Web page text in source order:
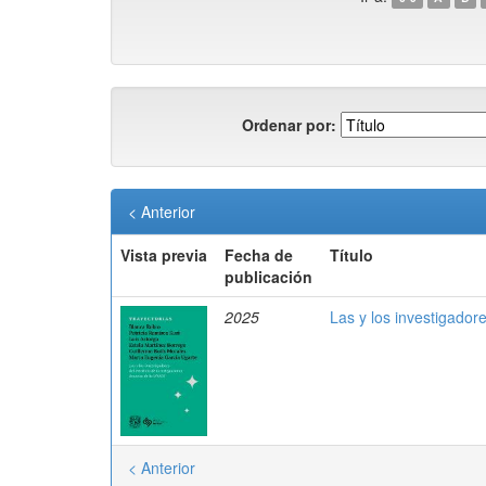
Ordenar por:
< Anterior
Vista previa
Fecha de
publicación
Título
2025 Las y los
< Anterior